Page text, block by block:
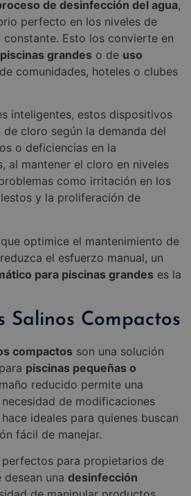
de desinfección del agua,
perfecto en los niveles de
Esto los convierte en
piscinas grandes o de uso
comunidades, hoteles o clubes
inteligentes, estos dispositivos
cloro según la demanda del
o deficiencias en la
al mantener el cloro en niveles
como irritación en los
y la proliferación de
optimice el mantenimiento de
el esfuerzo manual, un
para piscinas grandes es la
Salinos Compactos
compactos son una solución
piscinas pequeñas o
reducido permite una
de modificaciones
ideales para quienes buscan
fácil de manejar.
para propietarios de
una desinfección